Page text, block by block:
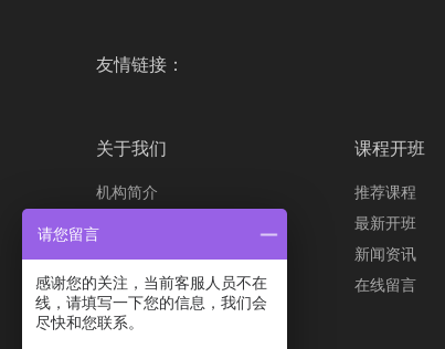
友情链接：
关于我们
机构简介
联系我们
招贤纳士
课程开班
推荐课程
最新开班
新闻资讯
在线留言
请您留言
感谢您的关注，当前客服人员不在
线，请填写一下您的信息，我们会
尽快和您联系。